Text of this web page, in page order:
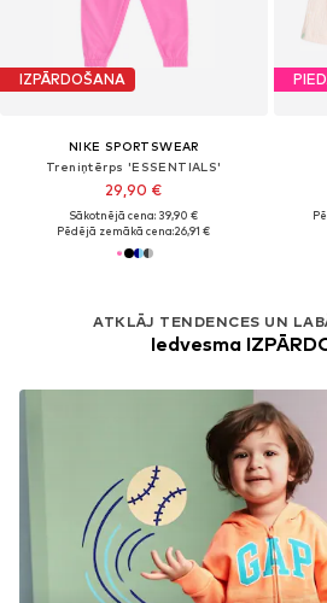
IZPĀRDOŠANA
NIKE SPORTSWEAR
Treniņtērps 'ESSENTIALS'
29,90 €
Sākotnējā cena: 39,90 €
Pēdējā zemākā cena:26,91 €
ATKLĀJ TENDENCES UN
Iedvesma